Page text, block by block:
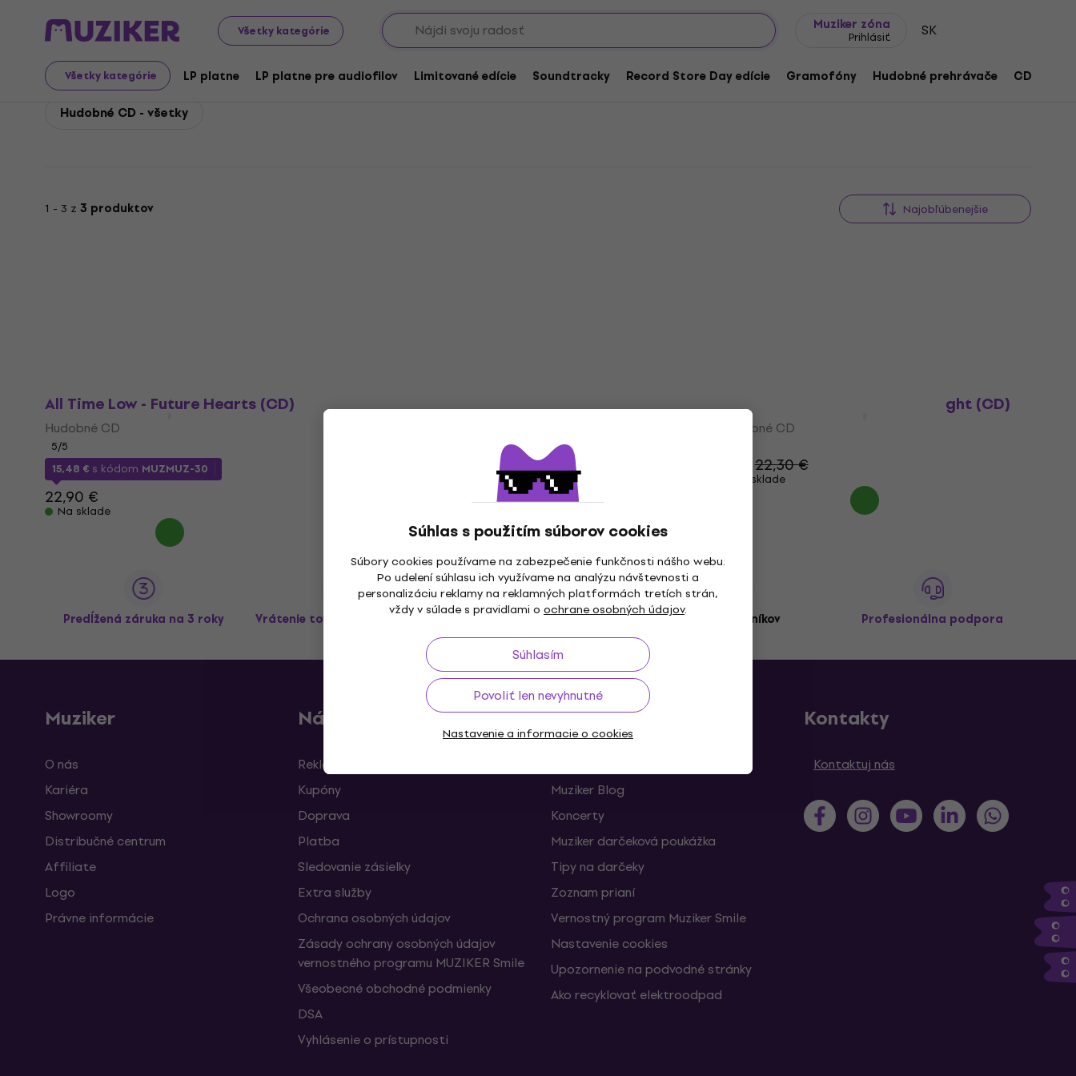
Všetky kategórie
Muziker zóna
Prihlásiť SK
Všetky kategórie LP platne LP platne pre audiofilov Limitované edície Soundtracky Record Store Day edície Gramofóny Hudobné prehrávače CD
Súhlas s použitím súborov cookies
Súbory cookies používame na zabezpečenie funkčnosti nášho webu.
Po udelení súhlasu ich využívame na analýzu návštevnosti a
personalizáciu reklamy na reklamných platformách tretích strán,
vždy v súlade s pravidlami o ochrane osobných údajov.
Súhlasím
Povoliť len nevyhnutné
Nastavenie a informacie o cookies
All Time Low All Time Low Hudobné CD
All Time Low Hudobné CD
Hudobné CD - všetky
1 - 3 z 3 produktov Najobľúbenejšie
All Time Low - Future Hearts (CD)
Hudobné CD
5/5
15,48 € s kódom MUZMUZ-30
22,90 €
Na sklade
All Time Low - So Wrong, Its Right (CD)
Hudobné CD
22,30 €
Na sklade
Predĺžená záruka na 3 roky Vrátenie tovaru až do 30 dní Doprava zdarmaod 99 € 3M+ zákazníkov Profesionálna podpora
Muziker
O nás
Kariéra
Showroomy
Distribučné centrum
Affiliate
Logo
Právne informácie
Nákup
Reklamácie a odstúpenia od zmluvy
Kupóny
Doprava
Platba
Sledovanie zásielky
Extra služby
Ochrana osobných údajov
Zásady ochrany osobných údajov
vernostného programu MUZIKER Smile
Všeobecné obchodné podmienky
DSA
Vyhlásenie o prístupnosti
Užitočné
Muziker Blog
Koncerty
Muziker darčeková poukážka
Tipy na darčeky
Zoznam prianí
Vernostný program Muziker Smile
Nastavenie cookies
Upozornenie na podvodné stránky
Ako recyklovať elektroodpad
Kontakty
Kontaktuj nás